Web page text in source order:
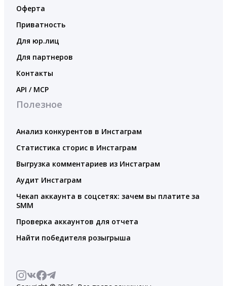
Оферта
Приватность
Для юр.лиц
Для партнеров
Контакты
API / MCP
Полезное
Анализ конкурентов в Инстаграм
Статистика сторис в Инстаграм
Выгрузка комментариев из Инстаграм
Аудит Инстаграм
Чекап аккаунта в соцсетях: зачем вы платите за
SMM
Проверка аккаунтов для отчета
Найти победителя розыгрыша